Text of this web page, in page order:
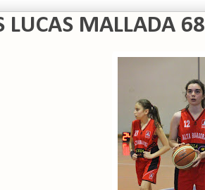
LUCAS MALLADA